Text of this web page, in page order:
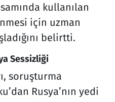
kullanılan
için uzman
belirtti.
Sessizliği
soruşturma
Rusya’nın yedi